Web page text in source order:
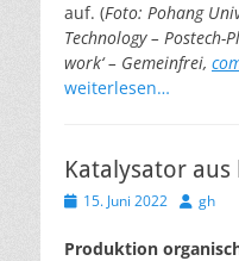
auf. (Foto: Pohang
Technology – Postech-
work‘ – Gemeinfrei,
weiterlesen…
Katalysator
Veröffentlicht
15. Juni 2022 Autor
gh
Produktion